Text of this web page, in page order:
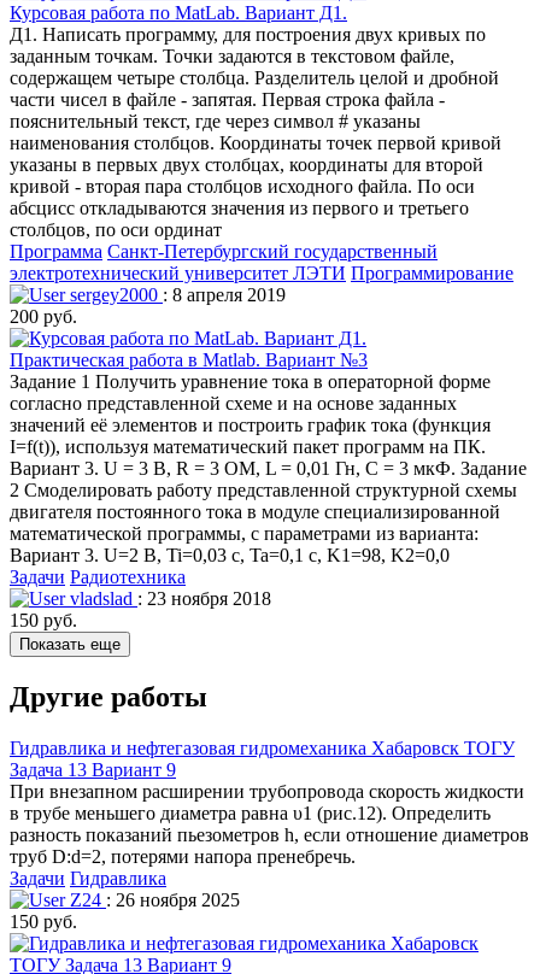
Курсовая работа по MatLab. Вариант Д1.
Д1. Написать программу, для построения двух кривых по
заданным точкам. Точки задаются в текстовом файле,
содержащем четыре столбца. Разделитель целой и дробной
части чисел в файле - запятая. Первая строка файла -
пояснительный текст, где через символ # указаны
наименования столбцов. Координаты точек первой кривой
указаны в первых двух столбцах, координаты для второй
кривой - вторая пара столбцов исходного файла. По оси
абсцисс откладываются значения из первого и третьего
столбцов, по оси ординат
Программа Санкт-Петербургский государственный
электротехнический университет ЛЭТИ Программирование
sergey2000 : 8 апреля 2019
200 руб.
Практическая работа в Matlab. Вариант №3
Задание 1 Получить уравнение тока в операторной форме
согласно представленной схеме и на основе заданных
значений её элементов и построить график тока (функция
I=f(t)), используя математический пакет программ на ПК.
Вариант 3. U = 3 В, R = 3 ОМ, L = 0,01 Гн, C = 3 мкФ. Задание
2 Смоделировать работу представленной структурной схемы
двигателя постоянного тока в модуле специализированной
математической программы, с параметрами из варианта:
Вариант 3. U=2 В, Ti=0,03 c, Ta=0,1 c, K1=98, K2=0,0
Задачи Радиотехника
vladslad : 23 ноября 2018
150 руб.
Показать еще
Другие работы
Гидравлика и нефтегазовая гидромеханика Хабаровск ТОГУ
Задача 13 Вариант 9
При внезапном расширении трубопровода скорость жидкости
в трубе меньшего диаметра равна υ1 (рис.12). Определить
разность показаний пьезометров h, если отношение диаметров
труб D:d=2, потерями напора пренебречь.
Задачи Гидравлика
Z24 : 26 ноября 2025
150 руб.